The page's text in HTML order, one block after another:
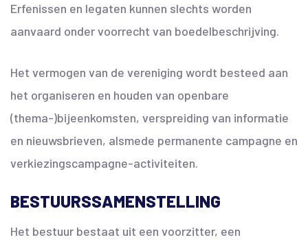
Erfenissen en legaten kunnen slechts worden
aanvaard onder voorrecht van boedelbeschrijving.
Het vermogen van de vereniging wordt besteed aan
het organiseren en houden van openbare
(thema-)bijeenkomsten, verspreiding van informatie
en nieuwsbrieven, alsmede permanente campagne en
verkiezingscampagne-activiteiten.
BESTUURSSAMENSTELLING
Het bestuur bestaat uit een voorzitter, een